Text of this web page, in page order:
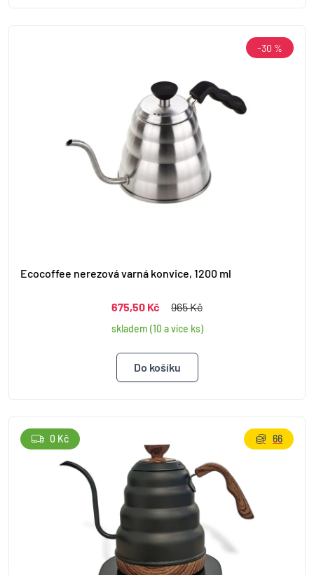
Ecocoffee nerezová varná konvice, 1200 ml
675,50 Kč 965 Kč
skladem (10 a více ks)
-30 %
0 Kč 66